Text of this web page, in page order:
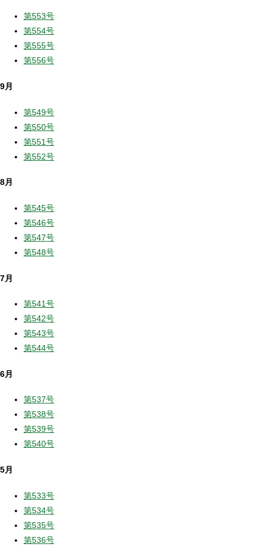
第553号
第554号
第555号
第556号
9月
第549号
第550号
第551号
第552号
8月
第545号
第546号
第547号
第548号
7月
第541号
第542号
第543号
第544号
6月
第537号
第538号
第539号
第540号
5月
第533号
第534号
第535号
第536号